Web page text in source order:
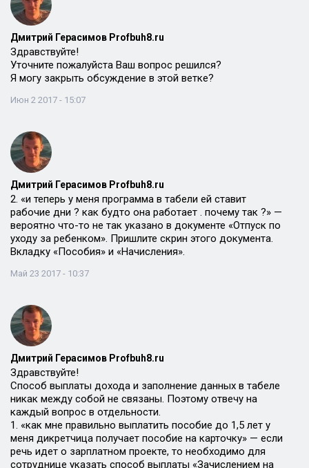
Дмитрий Герасимов Profbuh8.ru
Здравствуйте!
Уточните пожалуйста Ваш вопрос решился?
Я могу закрыть обсуждение в этой ветке?
Июн 2 2017 - 15:07
Дмитрий Герасимов Profbuh8.ru
2. «и теперь у меня программа в табели ей ставит
рабочие дни ? как будто она работает . почему так ?» —
вероятно что-то не так указано в документе «Отпуск по
уходу за ребенком». Пришлите скрин этого документа.
Вкладку «Пособия» и «Начисления».
Май 23 2017 - 10:37
Дмитрий Герасимов Profbuh8.ru
Здравствуйте!
Способ выплаты дохода и заполнение данных в табеле
никак между собой не связаны. Поэтому отвечу на
каждый вопрос в отдельности.
1. «как мне правильно выплатить пособие до 1,5 лет у
меня дикретчица получает пособие на карточку» — если
речь идет о зарплатном проекте, то необходимо для
сотруднице указать способ выплаты «Зачислением на